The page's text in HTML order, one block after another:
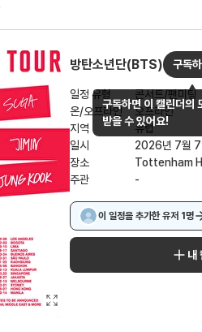
방탄소년단(BTS) 구독하
일정 유형
콘서트/팬미팅
온/오프라인
오프라인
지역
유럽
일시
2026년 7월
장소
Tottenham
주관
-
이 일정을 추가한 유저 1명
내
구독하면 이 캘린더의
받을 수 있어요!